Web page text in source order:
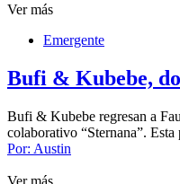
Ver más
Emergente
Bufi & Kubebe,
Bufi & Kubebe regresan a
colaborativo “Sternana”.
Por: Austin
Ver más